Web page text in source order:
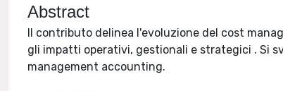
Abstract
Il contributo delinea l'evoluzione del cost
gli impatti operativi, gestionali e strategici . Si
management accounting.